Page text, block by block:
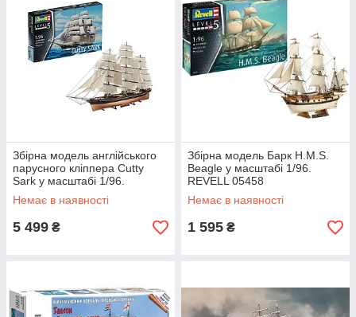
Збірна модель англійського
парусного кліппера Cutty
Sark у масштабі 1/96.
REVELL 05422
Немає в наявності
5 499 ₴
Збірна модель Барк H.M.S.
Beagle у масштабі 1/96.
REVELL 05458
Немає в наявності
1 595 ₴